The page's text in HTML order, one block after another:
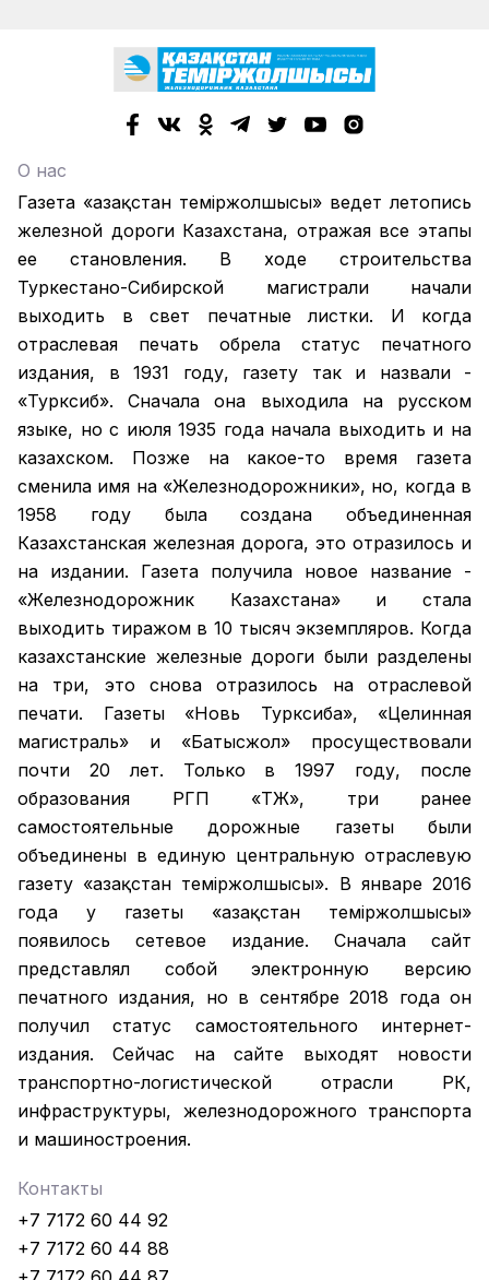
О нас
Газета «Қазақстан теміржолшысы» ведет летопись
железной дороги Казахстана, отражая все этапы
ее становления. В ходе строительства
Туркестано-Сибирской магистрали начали
выходить в свет печатные листки. И когда
отраслевая печать обрела статус печатного
издания, в 1931 году, газету так и назвали -
«Турксиб». Сначала она выходила на русском
языке, но с июля 1935 года начала выходить и на
казахском. Позже на какое-то время газета
сменила имя на «Железнодорожники», но, когда в
1958 году была создана объединенная
Казахстанская железная дорога, это отразилось и
на издании. Газета получила новое название -
«Железнодорожник Казахстана» и стала
выходить тиражом в 10 тысяч экземпляров. Когда
казахстанские железные дороги были разделены
на три, это снова отразилось на отраслевой
печати. Газеты «Новь Турксиба», «Целинная
магистраль» и «Батысжол» просуществовали
почти 20 лет. Только в 1997 году, после
образования РГП «ҚТЖ», три ранее
самостоятельные дорожные газеты были
объединены в единую центральную отраслевую
газету «Қазақстан темiржолшысы». В январе 2016
года у газеты «Қазақстан теміржолшысы»
появилось сетевое издание. Сначала сайт
представлял собой электронную версию
печатного издания, но в сентябре 2018 года он
получил статус самостоятельного интернет-
издания. Сейчас на сайте выходят новости
транспортно-логистической отрасли РК,
инфраструктуры, железнодорожного транспорта
и машиностроения.
Контакты
+7 7172 60 44 92
+7 7172 60 44 88